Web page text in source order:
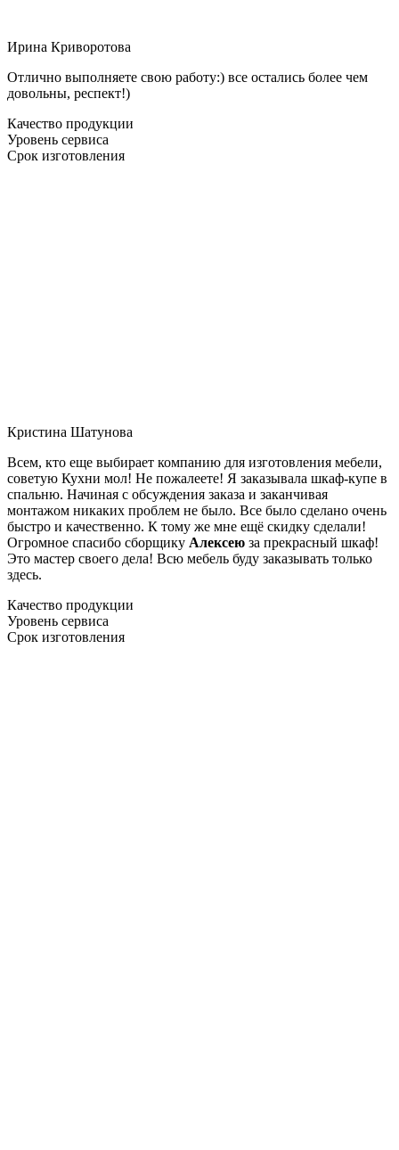
Ирина Криворотова
Отлично выполняете свою работу:) все остались более чем
довольны, респект!)
Качество продукции
Уровень сервиса
Срок изготовления
Кристина Шатунова
Всем, кто еще выбирает компанию для изготовления мебели,
советую Кухни мол! Не пожалеете! Я заказывала шкаф-купе в
спальню. Начиная с обсуждения заказа и заканчивая
монтажом никаких проблем не было. Все было сделано очень
быстро и качественно. К тому же мне ещё скидку сделали!
Огромное спасибо сборщику Алексею за прекрасный шкаф!
Это мастер своего дела! Всю мебель буду заказывать только
здесь.
Качество продукции
Уровень сервиса
Срок изготовления